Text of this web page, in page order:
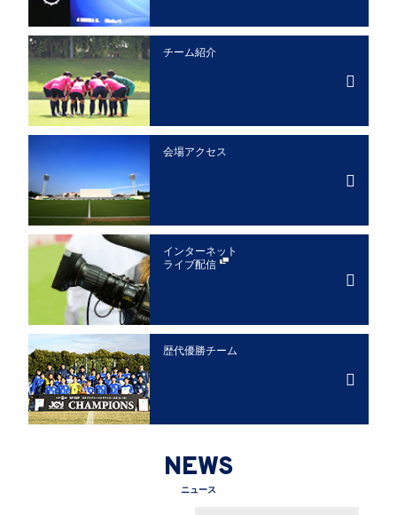
チーム紹介
会場アクセス
インターネット
ライブ配信
歴代優勝チーム
NEWS
ニュース